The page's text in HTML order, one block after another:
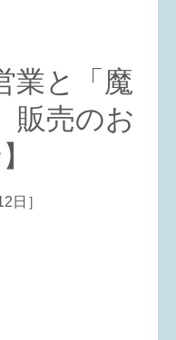
業と「魔
販売のお
日］